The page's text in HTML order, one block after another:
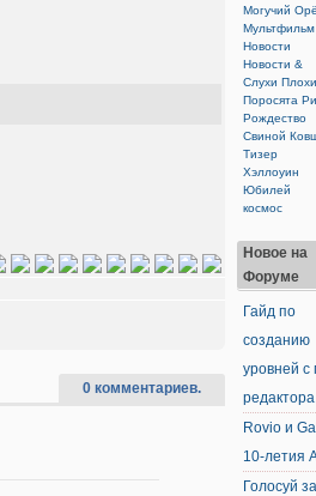
0 комментариев.
Могучий
Мультфильм
Новости
Новости &
Слухи
Поросята
Рождество
Свиной
Тизер
Хэллоуин
Юбилей
космос
Новое на
Форуме
Гайд по
созданию
уровней
Rovio и
10-летия
Голосуй